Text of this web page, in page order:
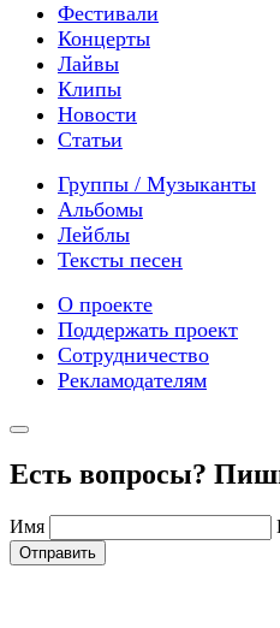
Фестивали
Концерты
Лайвы
Клипы
Новости
Статьи
Группы / Музыканты
Альбомы
Лейблы
Тексты песен
О проекте
Поддержать проект
Сотрудничество
Рекламодателям
Есть вопросы?
Имя